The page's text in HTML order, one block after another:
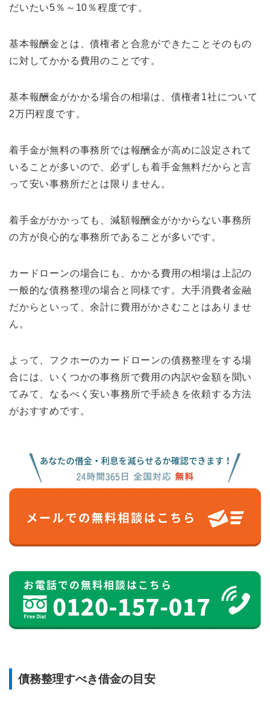
だいたい5％～10％程度です。
基本報酬金とは、債権者と合意ができたことそのもの
に対してかかる費用のことです。
基本報酬金がかかる場合の相場は、債権者1社について
2万円程度です。
着手金が無料の事務所では報酬金が高めに設定されて
いることが多いので、必ずしも着手金無料だからと言
って安い事務所だとは限りません。
着手金がかかっても、減額報酬金がかからない事務所
の方が良心的な事務所であることが多いです。
カードローンの場合にも、かかる費用の相場は上記の
一般的な債務整理の場合と同様です。大手消費者金融
だからといって、余計に費用がかさむことはありませ
ん。
よって、フクホーのカードローンの債務整理をする場
合には、いくつかの事務所で費用の内訳や金額を聞い
てみて、なるべく安い事務所で手続きを依頼する方法
がおすすめです。
債務整理すべき借金の目安